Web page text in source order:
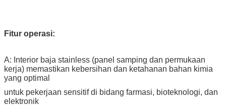
Fitur operasi:
A: Interior baja stainless (panel samping dan permukaan
kerja) memastikan kebersihan dan ketahanan bahan kimia
yang optimal
untuk pekerjaan sensitif di bidang farmasi, bioteknologi, dan
elektronik